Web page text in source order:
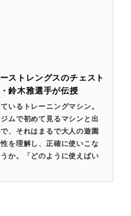
ストレングスのチェスト
鈴木雅選手が伝授
いるトレーニングマシン。
ムで初めて見るマシンと出
、それはまるで大人の遊園
を理解し、正確に使いこな
か。「どのように使えばい